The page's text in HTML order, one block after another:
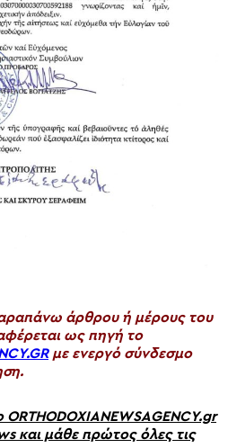
άρθρου ή μέρους του
ως πηγή το
με ενεργό σύνδεσμο
και μάθε πρώτος όλες τις